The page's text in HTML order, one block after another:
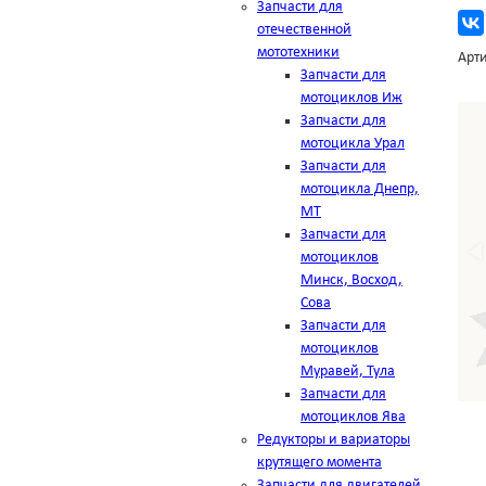
Запчасти для
отечественной
мототехники
Запчасти для
мотоциклов Иж
Запчасти для
мотоцикла Урал
Запчасти для
мотоцикла Днепр,
МТ
Запчасти для
мотоциклов
Минск, Восход,
Сова
Запчасти для
мотоциклов
Муравей, Тула
Запчасти для
мотоциклов Ява
Редукторы и вариаторы
крутящего момента